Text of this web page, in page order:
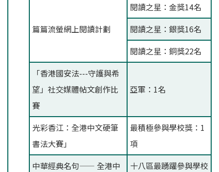
篇篇流螢網上閱讀計劃
閱讀之星：金獎14名
閱讀之星：銀獎16名
閱讀之星：銅獎22名
「香港國安法---守護與希
望」社交媒體帖文創作比
賽
亞軍：1名
光彩香江：全港中文硬筆
書法大賽」
最積極參與學校獎：1
項
中華經典名句—— 全港中
十八區最踴躍參與學校